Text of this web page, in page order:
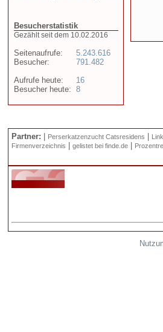
Besucherstatistik
Gezählt seit dem 10.02.2016
Seitenaufrufe:
Besucher:
Aufrufe heute:
Besucher heute:
5.243.616
791.482
16
8
Partner: Perserkatzenzucht Catsresidens
Firmenverzeichnis
gelistet bei finde.de